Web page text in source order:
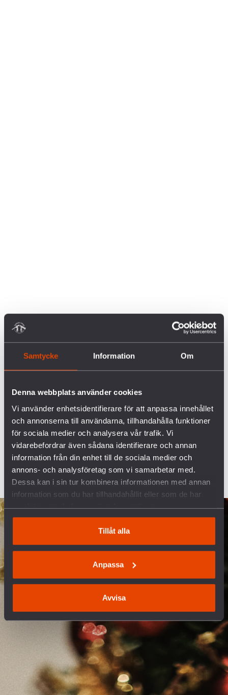
Samtycke Information Om
Denna webbplats använder cookies
Vi använder enhetsidentifierare för att anpassa innehållet
och annonserna till användarna, tillhandahålla funktioner
för sociala medier och analysera vår trafik. Vi
vidarebefordrar även sådana identifierare och annan
information från din enhet till de sociala medier och
annons- och analysföretag som vi samarbetar med.
Dessa kan i sin tur kombinera informationen med annan
information som du har tillhandahållit eller som de har
Tillåt alla
Anpassa
Avvisa